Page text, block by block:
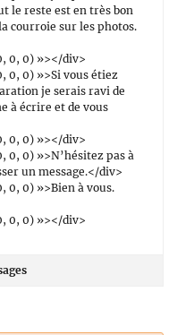
le reste est en très bon
courroie sur les photos.
0, 0) »></div>
0, 0) »>Si vous étiez
je serais ravi de
à écrire et de vous
0, 0) »></div>
0, 0) »>N’hésitez pas à
un message.</div>
0, 0) »>Bien à vous.
0, 0) »></div>